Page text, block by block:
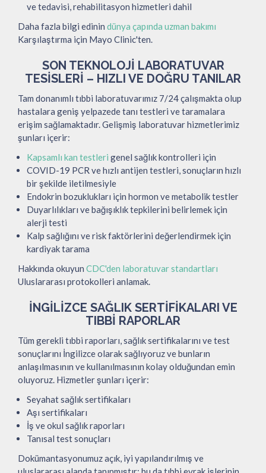
ve tedavisi, rehabilitasyon hizmetleri dahil
Daha fazla bilgi edinin dünya çapında uzman bakımı
Karşılaştırma için Mayo Clinic'ten.
SON TEKNOLOJI LABORATUVAR
TESISLERI – HIZLI VE DOĞRU TANILAR
Tam donanımlı tıbbi laboratuvarımız 7/24 çalışmakta olup
hastalara geniş yelpazede tanı testleri ve taramalara
erişim sağlamaktadır. Gelişmiş laboratuvar hizmetlerimiz
şunları içerir:
Kapsamlı kan testleri genel sağlık kontrolleri için
COVID-19 PCR ve hızlı antijen testleri, sonuçların hızlı
bir şekilde iletilmesiyle
Endokrin bozuklukları için hormon ve metabolik testler
Duyarlılıkları ve bağışıklık tepkilerini belirlemek için
alerji testi
Kalp sağlığını ve risk faktörlerini değerlendirmek için
kardiyak tarama
Hakkında okuyun CDC'den laboratuvar standartları
Uluslararası protokolleri anlamak.
İNGILIZCE SAĞLIK SERTIFIKALARI VE
TIBBI RAPORLAR
Tüm gerekli tıbbi raporları, sağlık sertifikalarını ve test
sonuçlarını İngilizce olarak sağlıyoruz ve bunların
anlaşılmasının ve kullanılmasının kolay olduğundan emin
oluyoruz. Hizmetler şunları içerir:
Seyahat sağlık sertifikaları
Aşı sertifikaları
İş ve okul sağlık raporları
Tanısal test sonuçları
Dokümantasyonumuz açık, iyi yapılandırılmış ve